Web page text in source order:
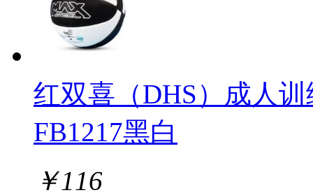
红双喜（DHS）成人
FB1217黑白
￥116